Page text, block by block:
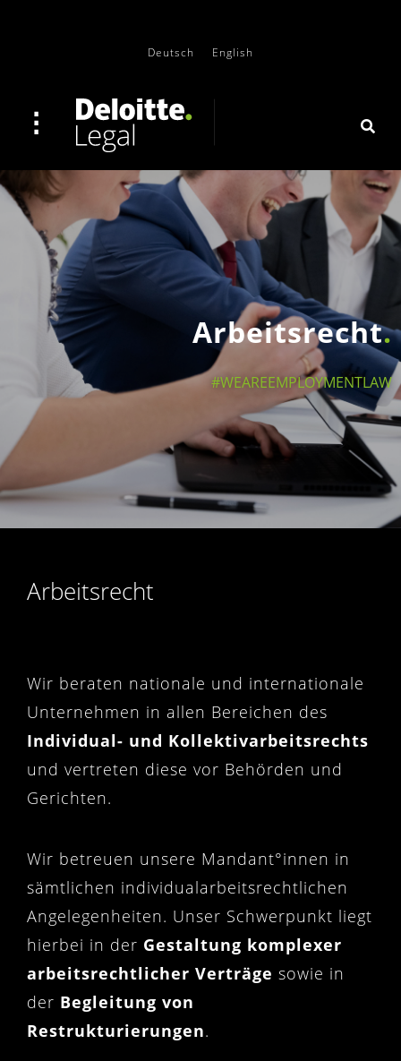
Deutsch English
Arbeitsrecht
#WEAREEMPLOYMENTLAW
Arbeitsrecht
Wir beraten nationale und internationale
Unternehmen in allen Bereichen des
Individual- und Kollektivarbeitsrechts
und vertreten diese vor Behörden und
Gerichten.
Wir betreuen unsere Mandant°innen in
sämtlichen individualarbeitsrechtlichen
Angelegenheiten. Unser Schwerpunkt liegt
hierbei in der Gestaltung komplexer
arbeitsrechtlicher Verträge sowie in
der Begleitung von
Restrukturierungen.